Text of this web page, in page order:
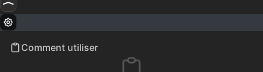
Comment utiliser